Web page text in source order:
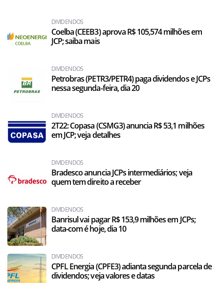
DIVIDENDOS
Coelba (CEEB3) aprova R$ 105,574 milhões em
JCP; saiba mais
DIVIDENDOS
Petrobras (PETR3/PETR4) paga dividendos e JCPs
nessa segunda-feira, dia 20
DIVIDENDOS
2T22: Copasa (CSMG3) anuncia R$ 53,1 milhões
em JCP; veja detalhes
DIVIDENDOS
Bradesco anuncia JCPs intermediários; veja
quem tem direito a receber
DIVIDENDOS
Banrisul vai pagar R$ 153,9 milhões em JCPs;
data-com é hoje, dia 10
DIVIDENDOS
CPFL Energia (CPFE3) adianta segunda parcela de
dividendos; veja valores e datas